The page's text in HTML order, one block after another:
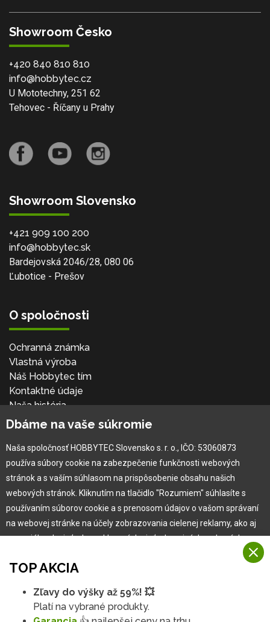
Showroom Česko
+420 840 810 810
info@hobbytec.cz
U Mototechny, 251 62
Tehovec - Říčany u Prahy
Showroom Slovensko
+421 909 100 200
info@hobbytec.sk
Bardejovská 2046/28, 080 06
Ľubotice - Prešov
O spoločnosti
Ochranná známka
Vlastná výroba
Náš Hobbytec tím
Kontaktné údaje
Naša história
Kariéra
Pre zákazníka
Garancia najlepšej ceny
Užívateľský manuál
Obchodné podmienky
Zákazník & partner
Novinky
TOP AKCIA
Zľavy do výšky až 59%! 💥
Platí na vybrané produkty.
Dbáme na vaše súkromie
Naša spoločnosť HOBBYTEC Slovensko s. r. o., IČO: 53060873
používa súbory cookie na zabezpečenie funkčnosti webových
stránok a s vaším súhlasom na prispôsobenie obsahu našich
webových stránok. Kliknutím na tlačidlo "Rozumiem" súhlasíte s
používaním súborov cookie a s prenosom údajov o vašom správaní
na webovej stránke na účely zobrazovania cielenej reklamy, ako aj
na sociálnych sieťach a reklamných sieťach na iných webových
Viac informácií
Na našich webových stránkach používame niekoľko kategórií
Rozumiem